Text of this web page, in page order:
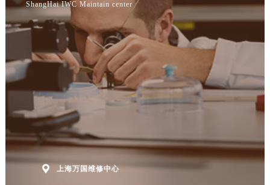
ShangHai IWC Maintain center
 上海万国维修中心